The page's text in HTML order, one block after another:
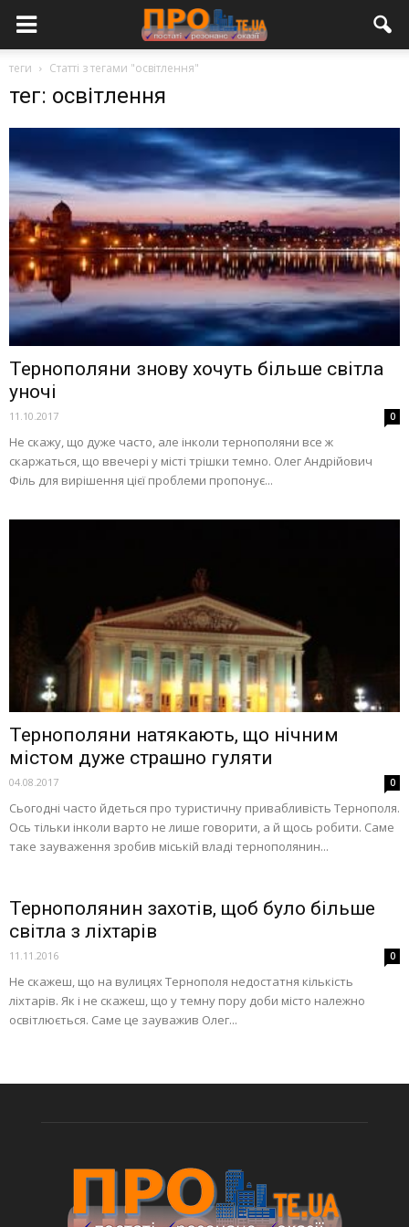
теги Статті з тегами "освітлення"
тег: освітлення
Тернополяни знову хочуть більше світла
уночі
11.10.2017 0
Не скажу, що дуже часто, але інколи тернополяни все ж
скаржаться, що ввечері у місті трішки темно. Олег Андрійович
Філь для вирішення цієї проблеми пропонує...
Тернополяни натякають, що нічним
містом дуже страшно гуляти
04.08.2017 0
Сьогодні часто йдеться про туристичну привабливість Тернополя.
Ось тільки інколи варто не лише говорити, а й щось робити. Саме
таке зауваження зробив міській владі тернополянин...
Тернополянин захотів, щоб було більше
світла з ліхтарів
11.11.2016 0
Не скажеш, що на вулицях Тернополя недостатня кількість
ліхтарів. Як і не скажеш, що у темну пору доби місто належно
освітлюється. Саме це зауважив Олег...